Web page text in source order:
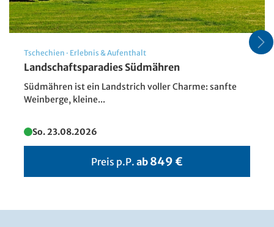
Großer Arbersee im Bayerischen
Tschechien · Erlebnis & Aufenthalt
Landschaftsparadies Südmähren
Südmähren ist ein Landstrich voller Charme: sanfte
Weinberge, kleine...
So. 23.08.2026
Preis p.P. ab 849 €